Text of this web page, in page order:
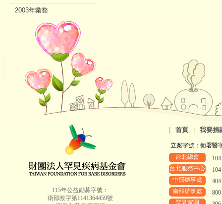
2003年彙整
2002年彙整
115年公益勸募字號：
衛部救字第1141364459號
首頁 我要捐
立案字號：衛署醫
台北總會
台北服務中心
中部辦事處
南部辦事處
罕見家園